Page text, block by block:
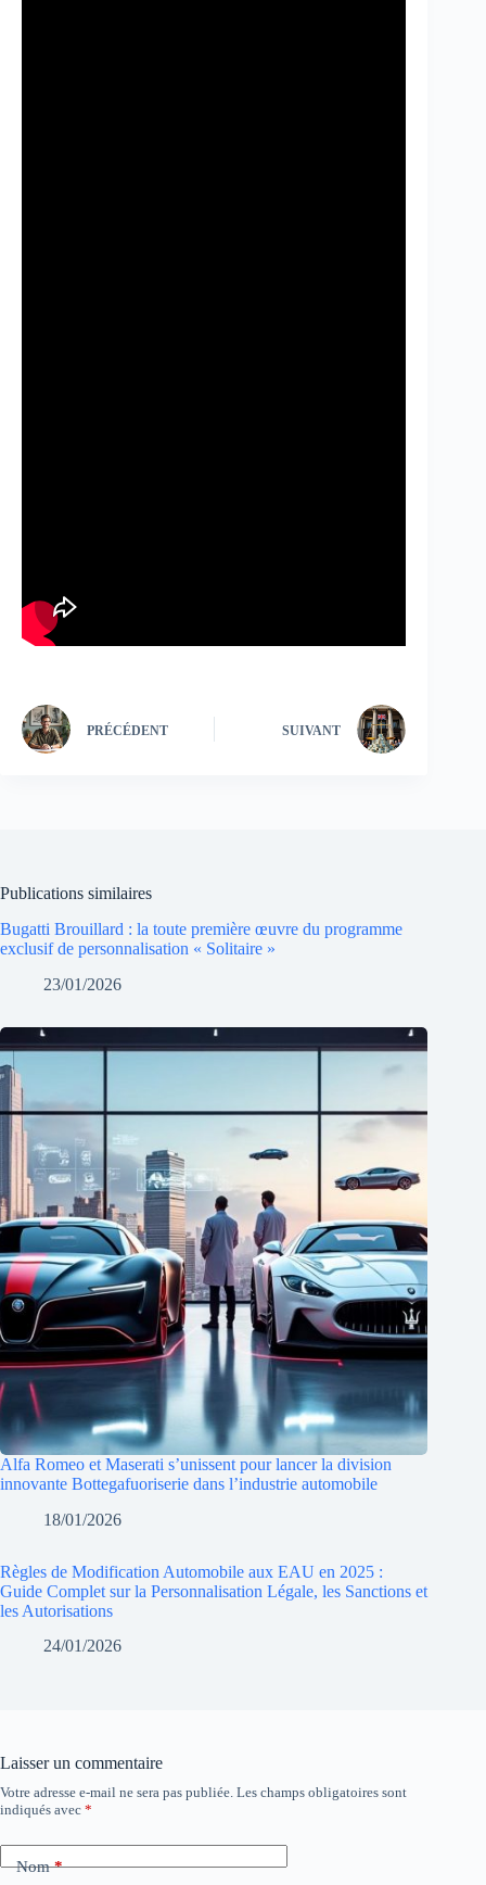
PRÉCÉDENT SUIVANT
Publications similaires
Bugatti Brouillard : la toute première œuvre du programme
exclusif de personnalisation « Solitaire »
23/01/2026
Alfa Romeo et Maserati s’unissent pour lancer la division
innovante Bottegafuoriserie dans l’industrie automobile
18/01/2026
Règles de Modification Automobile aux EAU en 2025 :
Guide Complet sur la Personnalisation Légale, les Sanctions et
les Autorisations
24/01/2026
Laisser un commentaire
Votre adresse e-mail ne sera pas publiée. Les champs obligatoires sont
indiqués avec *
Nom*